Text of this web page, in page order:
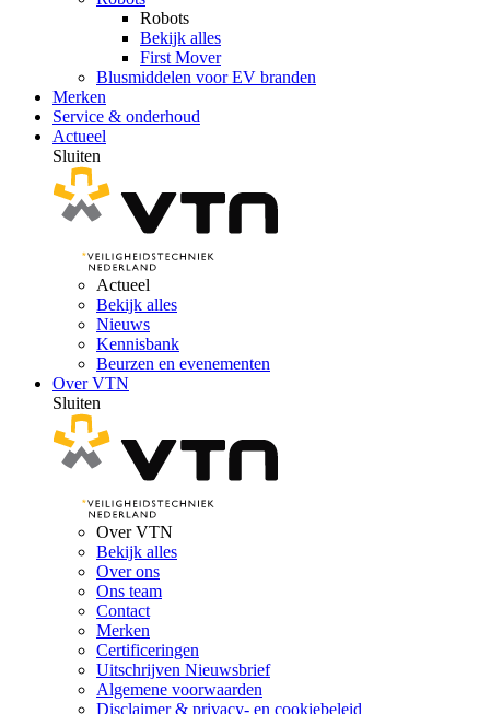
Robots
Bekijk alles
First Mover
Blusmiddelen voor EV branden
Merken
Service & onderhoud
Actueel
Sluiten
Actueel
Bekijk alles
Nieuws
Kennisbank
Beurzen en evenementen
Over VTN
Sluiten
Over VTN
Bekijk alles
Over ons
Ons team
Contact
Merken
Certificeringen
Uitschrijven Nieuwsbrief
Algemene voorwaarden
Disclaimer & privacy- en cookiebeleid